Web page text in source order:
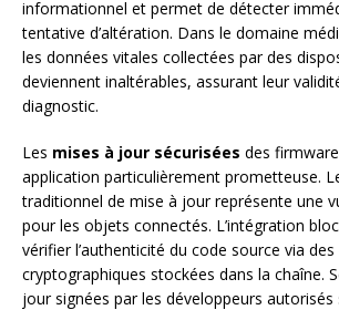
informationnel et permet de détecter
tentative d’altération. Dans le domaine
les données vitales collectées par des
deviennent inaltérables, assurant leur
diagnostic.
Les mises à jour sécurisées des
application particulièrement prometteuse.
traditionnel de mise à jour représente une
pour les objets connectés. L’intégration
vérifier l’authenticité du code source via
cryptographiques stockées dans la chaîne.
jour signées par les développeurs